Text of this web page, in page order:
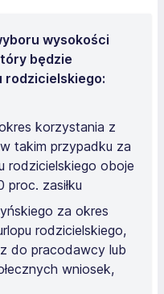
wysokości
będzie
rodzicielskiego:
korzystania z
takim przypadku za
rodzicielskiego oboje
zasiłku
za okres
rodzicielskiego,
do pracodawcy lub
wniosek,